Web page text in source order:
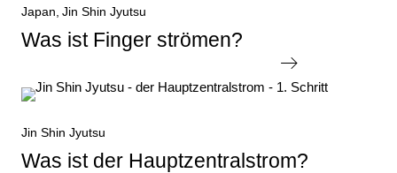
Vorheriger
Beitrag
Japan Jin Shin Jyutsu
Was ist Finger strömen?
Nächster
Beitrag
Jin Shin Jyutsu
Was ist der Hauptzentralstrom?